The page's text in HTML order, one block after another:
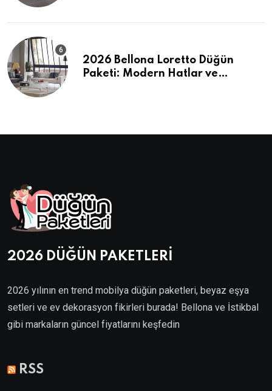
2026 Bellona Loretto Düğün
Paketi: Modern Hatlar ve
2026 DÜĞÜN PAKETLERİ
2026 yılının en trend mobilya düğün paketleri, beyaz eşya
setleri ve ev dekorasyon fikirleri burada! Bellona ve İstikbal
gibi markaların güncel fiyatlarını keşfedin
RSS